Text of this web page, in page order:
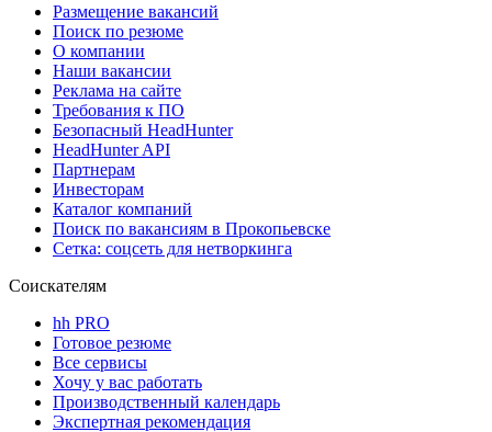
Размещение вакансий
Поиск по резюме
О компании
Наши вакансии
Реклама на сайте
Требования к ПО
Безопасный HeadHunter
HeadHunter API
Партнерам
Инвесторам
Каталог компаний
Поиск по вакансиям в Прокопьевске
Сетка: соцсеть для нетворкинга
Соискателям
hh PRO
Готовое резюме
Все сервисы
Хочу у вас работать
Производственный календарь
Экспертная рекомендация